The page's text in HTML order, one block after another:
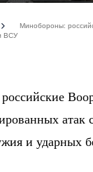
Минобороны:
ВСУ
российские
атак
и ударных